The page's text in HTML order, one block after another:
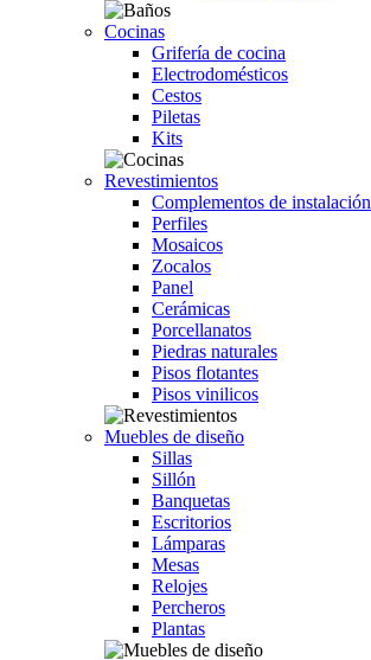
Cocinas
Grifería de cocina
Electrodomésticos
Cestos
Piletas
Kits
Revestimientos
Complementos de instalación
Perfiles
Mosaicos
Zocalos
Panel
Cerámicas
Porcellanatos
Piedras naturales
Pisos flotantes
Pisos vinilicos
Muebles de diseño
Sillas
Sillón
Banquetas
Escritorios
Lámparas
Mesas
Relojes
Percheros
Plantas